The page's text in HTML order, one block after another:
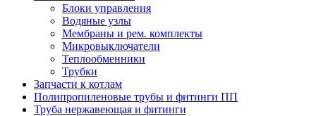
Блоки управления
Водяные узлы
Мембраны и рем. комплекты
Микровыключатели
Теплообменники
Трубки
Запчасти к котлам
Полипропиленовые трубы и фитинги ПП
Труба нержавеющая и фитинги